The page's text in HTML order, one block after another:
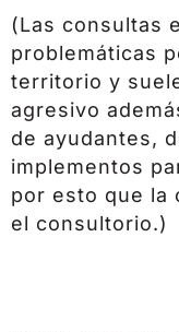
(Las consultas
problemáticas
territorio y
agresivo
de ayudantes,
implementos
por esto que la
el consultorio.)